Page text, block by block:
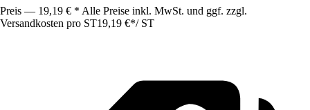
Preis — 19,19 € * Alle Preise inkl. MwSt. und ggf. zzgl.
Versandkosten pro ST19,19 €*/ ST